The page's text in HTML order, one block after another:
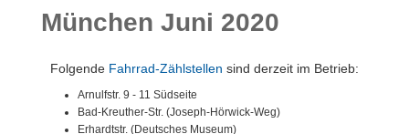
München Juni 2020
Folgende Fahrrad-Zählstellen sind derzeit im Betrieb:
Arnulfstr. 9 - 11 Südseite
Bad-Kreuther-Str. (Joseph-Hörwick-Weg)
Erhardtstr. (Deutsches Museum)